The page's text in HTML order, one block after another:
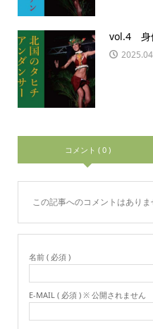
vol.4 身
コメント ( 0 )
この記事へのコメントはありま
名前 ( 必須 )
E-MAIL ( 必須 ) ※ 公開されません